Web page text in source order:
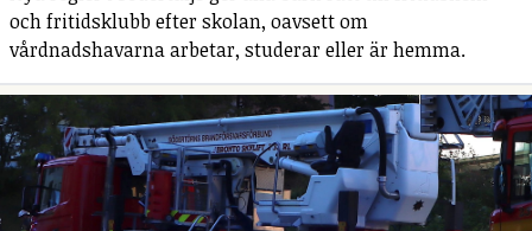
och fritidsklubb efter skolan, oavsett om
vårdnadshavarna arbetar, studerar eller är hemma.